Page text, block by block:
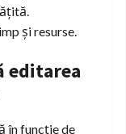
și resurse.
editarea
în funcție de